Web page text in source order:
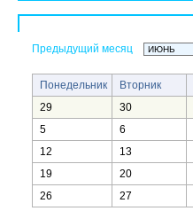
Предыдущий месяц
Понедельник Вторник
29
30
5
6
12
13
19
20
26
27